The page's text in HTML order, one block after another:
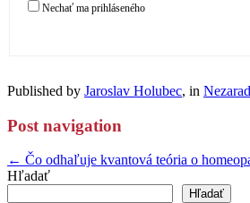
Nechať ma prihláseného
Published by Jaroslav Holubec, in
Post navigation
← Čo odhaľuje kvantová teória o
Hľadať
Hľadať